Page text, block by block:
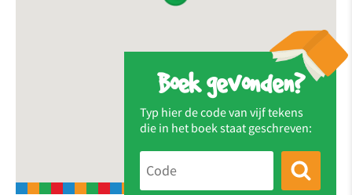
Boek gevonden?
Typ hier de code van vijf tekens
die in het boek staat geschreven: